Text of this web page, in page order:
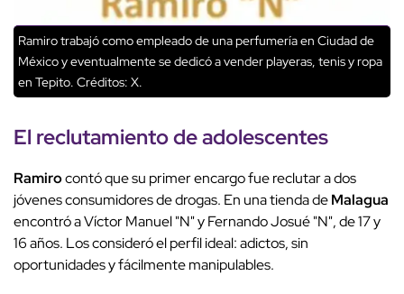
Ramiro trabajó como empleado de una perfumería en Ciudad de
México y eventualmente se dedicó a vender playeras, tenis y ropa
en Tepito. Créditos: X.
El reclutamiento de adolescentes
Ramirocontó que su primer encargo fue reclutar a dos
jóvenes consumidores de drogas. En una tienda deMalagua
encontró a Víctor Manuel "N" y Fernando Josué "N", de 17 y
16 años. Los consideró el perfil ideal: adictos, sin
oportunidades y fácilmente manipulables.